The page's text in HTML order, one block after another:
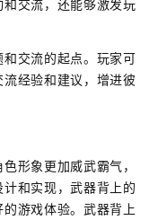
交流，还能够激发玩
交流的起点。玩家可
经验和建议，增进彼
形象更加威武霸气，
和实现，武器背上的
游戏体验。武器背上